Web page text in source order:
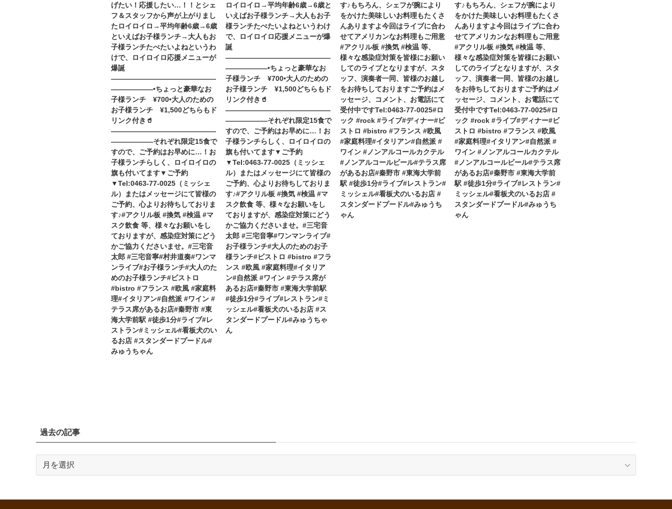
げたい！応援したい…！！とシェ
フ＆スタッフから声が上がりまし
たロイロイロ→平均年齢6歳→6歳
といえばお子様ランチ→大人もお
子様ランチたべたいよね︎というわ
けで、ロイロイロ応援メニューが
爆誕
———————————————
——————•ちょっと豪華なお
子様ランチ ¥700•大人のための
お子様ランチ ¥1,500どちらもド
リンク付き🥤
———————————————
——————それぞれ限定15食で
すので、ご予約はお早めに…！お
子様ランチらしく、ロイロイロの
旗も付いてます▼ご予約
▼Tel:0463-77-0025（ミッシェ
ル）またはメッセージにて皆様の
ご予約、心よりお待ちしておりま
す♪#アクリル板 #換気 #検温 #マ
スク飲食 等、様々なお願いをし
ておりますが、感染症対策にどう
かご協力くださいませ。#三宅音
太郎 #三宅音寧#村井道奏#ワンマ
ンライブ#お子様ランチ#大人のた
めのお子様ランチ#ビストロ
#bistro #フランス #欧風 #家庭料
理#イタリアン#自然派 #ワイン #
テラス席があるお店#秦野市 #東
海大学前駅 #徒歩1分#ライブ#レ
ストラン#ミッシェル#看板犬のい
るお店 #スタンダードプードル#
みゅうちゃん
ロイロイロ→平均年齢6歳→6歳と
いえばお子様ランチ→大人もお子
様ランチたべたいよね︎というわけ
で、ロイロイロ応援メニューが爆
誕
———————————————
——————•ちょっと豪華なお
子様ランチ ¥700•大人のための
お子様ランチ ¥1,500どちらもド
リンク付き🥤
———————————————
——————それぞれ限定15食で
すので、ご予約はお早めに…！お
子様ランチらしく、ロイロイロの
旗も付いてます▼ご予約
▼Tel:0463-77-0025（ミッシェ
ル）またはメッセージにて皆様の
ご予約、心よりお待ちしておりま
す♪#アクリル板 #換気 #検温 #マ
スク飲食 等、様々なお願いをし
ておりますが、感染症対策にどう
かご協力くださいませ。#三宅音
太郎 #三宅音寧#ワンマンライブ#
お子様ランチ#大人のためのお子
様ランチ#ビストロ #bistro #フラ
ンス #欧風 #家庭料理#イタリア
ン#自然派 #ワイン #テラス席が
あるお店#秦野市 #東海大学前駅
#徒歩1分#ライブ#レストラン#ミ
ッシェル#看板犬のいるお店 #ス
タンダードプードル#みゅうちゃ
ん
す♪もちろん、シェフが腕により
をかけた美味しいお料理もたくさ
んありますよ今回はライブに合わ
せてアメリカンなお料理もご用意
#アクリル板 #換気 #検温 等、
様々な感染症対策を皆様にお願い
してのライブとなりますが、スタ
ッフ、演奏者一同、皆様のお越し
をお待ちしておりますご予約はメ
ッセージ、コメント、お電話にて
受付中ですTel:0463-77-0025#ロ
ック #rock #ライブ#ディナー#ビ
ストロ #bistro #フランス #欧風
#家庭料理#イタリアン#自然派 #
ワイン #ノンアルコールカクテル
#ノンアルコールビール#テラス席
があるお店#秦野市 #東海大学前
駅 #徒歩1分#ライブ#レストラン#
ミッシェル#看板犬のいるお店 #
スタンダードプードル#みゅうち
ゃん
す♪もちろん、シェフが腕により
をかけた美味しいお料理もたくさ
んありますよ今回はライブに合わ
せてアメリカンなお料理もご用意
#アクリル板 #換気 #検温 等、
様々な感染症対策を皆様にお願い
してのライブとなりますが、スタ
ッフ、演奏者一同、皆様のお越し
をお待ちしておりますご予約はメ
ッセージ、コメント、お電話にて
受付中ですTel:0463-77-0025#ロ
ック #rock #ライブ#ディナー#ビ
ストロ #bistro #フランス #欧風
#家庭料理#イタリアン#自然派 #
ワイン #ノンアルコールカクテル
#ノンアルコールビール#テラス席
があるお店#秦野市 #東海大学前
駅 #徒歩1分#ライブ#レストラン#
ミッシェル#看板犬のいるお店 #
スタンダードプードル#みゅうち
ゃん
過去の記事
記